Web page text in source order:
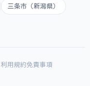
三条市（新潟県）
利用規約免責事項